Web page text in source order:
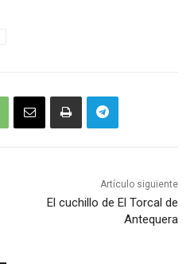
Artículo siguiente
El cuchillo de El Torcal de
Antequera